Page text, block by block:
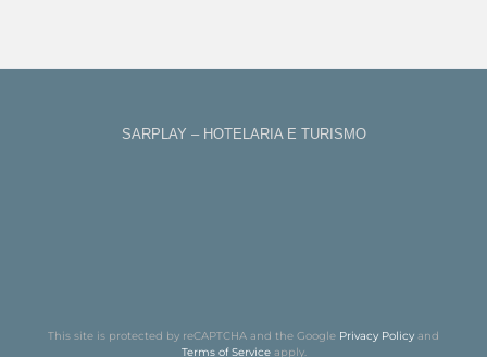
SARPLAY – HOTELARIA E TURISMO
This site is protected by reCAPTCHA and the Google Privacy Policy and
Terms of Serviceapply.